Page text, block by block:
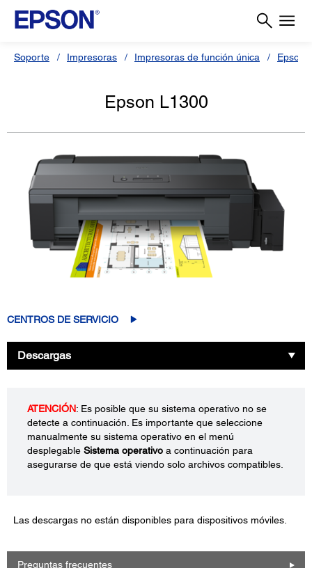
Soporte Impresoras Impresoras de función única Epson
Epson L1300
CENTROS DE SERVICIO
Descargas
ATENCIÓN: Es posible que su sistema operativo no se
detecte a continuación. Es importante que seleccione
manualmente su sistema operativo en el menú
desplegable Sistema operativo a continuación para
asegurarse de que está viendo solo archivos compatibles.
Las descargas no están disponibles para dispositivos móviles.
Preguntas frecuentes